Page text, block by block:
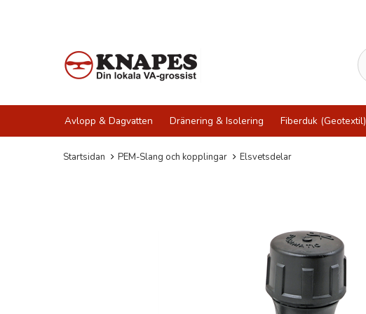
Avlopp & Dagvatten Dränering & Isolering Fiberduk (Geotextil)
Startsidan PEM-Slang och kopplingar Elsvetsdelar